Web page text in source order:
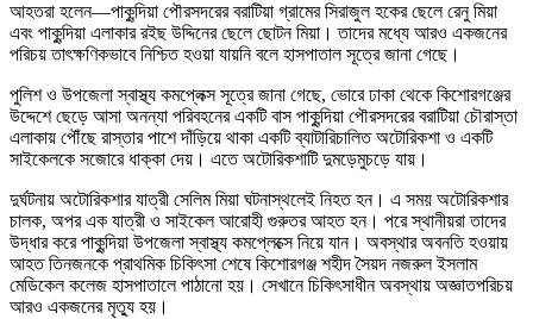
আহতরা হলেন—পাকুন্দিয়া পৌরসদরের বরাটিয়া গ্রামের সিরাজুল হকের ছেলে রেনু মিয়া
এবং পাকুন্দিয়া এলাকার রইছ উদ্দিনের ছেলে ছোটন মিয়া। তাদের মধ্যে আরও একজনের
পরিচয় তাৎক্ষণিকভাবে নিশ্চিত হওয়া যায়নি বলে হাসপাতাল সূত্রে জানা গেছে।
পুলিশ ও উপজেলা স্বাস্থ্য কমপ্লেক্স সূত্রে জানা গেছে, ভোরে ঢাকা থেকে কিশোরগঞ্জের
উদ্দেশে ছেড়ে আসা অনন্যা পরিবহনের একটি বাস পাকুন্দিয়া পৌরসদরের বরাটিয়া চৌরাস্তা
এলাকায় পৌঁছে রাস্তার পাশে দাঁড়িয়ে থাকা একটি ব্যাটারিচালিত অটোরিকশা ও একটি
সাইকেলকে সজোরে ধাক্কা দেয়। এতে অটোরিকশাটি দুমড়েমুচড়ে যায়।
দুর্ঘটনায় অটোরিকশার যাত্রী সেলিম মিয়া ঘটনাস্থলেই নিহত হন। এ সময় অটোরিকশার
চালক, অপর এক যাত্রী ও সাইকেল আরোহী গুরুতর আহত হন। পরে স্থানীয়রা তাদের
উদ্ধার করে পাকুন্দিয়া উপজেলা স্বাস্থ্য কমপ্লেক্সে নিয়ে যান। অবস্থার অবনতি হওয়ায়
আহত তিনজনকে প্রাথমিক চিকিৎসা শেষে কিশোরগঞ্জ শহীদ সৈয়দ নজরুল ইসলাম
মেডিকেল কলেজ হাসপাতালে পাঠানো হয়। সেখানে চিকিৎসাধীন অবস্থায় অজ্ঞাতপরিচয়
আরও একজনের মৃত্যু হয়।